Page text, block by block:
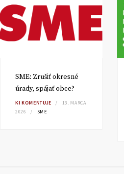
SME: Zrušiť okresné
úrady, spájať obce?
KI KOMENTUJE
13. MARCA
2026
SME